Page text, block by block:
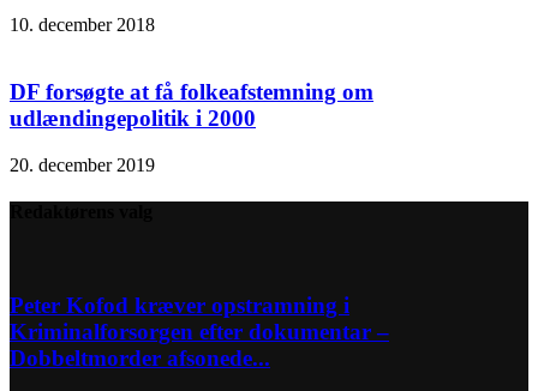
10. december 2018
DF forsøgte at få folkeafstemning om
udlændingepolitik i 2000
20. december 2019
Peter Kofod kræver opstramning i
Kriminalforsorgen efter dokumentar –
Dobbeltmorder afsonede...